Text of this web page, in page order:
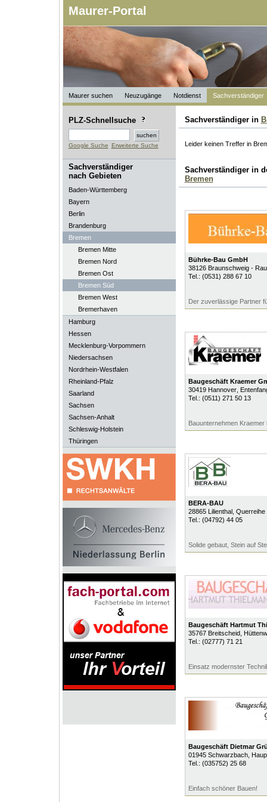
Maurer-Portal
Maurer suchen Neuzugänge Notdienst Sachverständiger
PLZ-Schnellsuche
Google Suche Erweiterte Suche
Sachverständiger
nach Gebieten
Baden-Württemberg
Bayern
Berlin
Brandenburg
Bremen
Bremen Mitte
Bremen Nord
Bremen Ost
Bremen Süd
Bremen West
Bremerhaven
Hamburg
Hessen
Mecklenburg-Vorpommern
Niedersachsen
Nordrhein-Westfalen
Rheinland-Pfalz
Saarland
Sachsen
Sachsen-Anhalt
Schleswig-Holstein
Thüringen
Sachverständiger in
Leider keinen Treffer in
Sachverständiger in
Bremen
Bührke-Bau GmbH
38126 Braunschweig -
Tel.: (0531) 288 67 10
Der zuverlässige Partner
Baugeschäft Kraemer
30419 Hannover,
Tel.: (0511) 271 50 13
Bauunternehmen Kraemer
BERA-BAU
28865 Lilienthal, Querreihe
Tel.: (04792) 44 05
Solide gebaut, Stein auf
Baugeschäft Hartmut
35767 Breitscheid,
Tel.: (02777) 71 21
Einsatz modernster
Baugeschäft Dietmar
01945 Schwarzbach,
Tel.: (035752) 25 68
Einfach schöner Bauen!